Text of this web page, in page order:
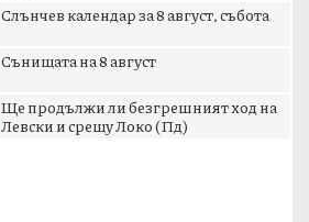
Слънчев календар за 8 август, събота
Сънищата на 8 август
Ще продължи ли безгрешният ход на
Левски и срещу Локо (Пд)